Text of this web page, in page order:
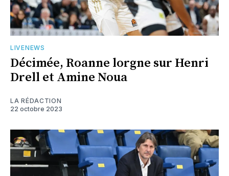
LIVENEWS
Décimée, Roanne lorgne sur Henri
Drell et Amine Noua
LA RÉDACTION
22 octobre 2023